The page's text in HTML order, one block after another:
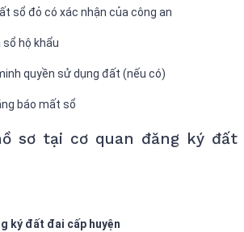
sổ đỏ có xác nhận của công an
sổ hộ khẩu
quyền sử dụng đất (nếu có)
báo mất sổ
sơ tại cơ quan đăng ký đất
ký đất đai cấp huyện